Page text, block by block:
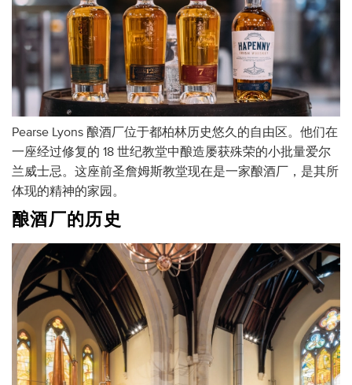
Pearse Lyons 酿酒厂位于都柏林历史悠久的自由区。他们在
一座经过修复的 18 世纪教堂中酿造屡获殊荣的小批量爱尔
兰威士忌。这座前圣詹姆斯教堂现在是一家酿酒厂，是其所
体现的精神的家园。
酿酒厂的历史